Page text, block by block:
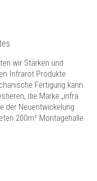
wir Stärken und
Infrarot Produkte
Fertigung kann
die Marke „infra
der Neuentwickelung
200m² Montagehalle